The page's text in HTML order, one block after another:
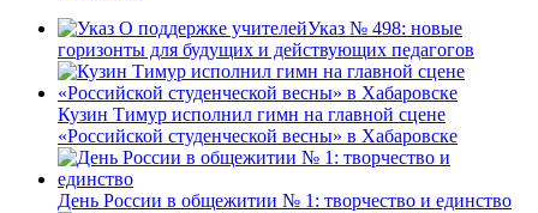
Указ № 498: новые
горизонты для будущих и действующих педагогов
Кузин Тимур исполнил гимн на главной сцене
«Российской студенческой весны» в Хабаровске
День России в общежитии № 1: творчество и единство